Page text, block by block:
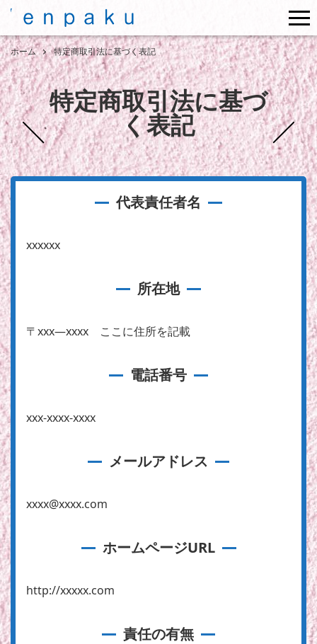
ホーム 特定商取引法に基づく表記
特定商取引法に基づ
く表記
代表責任者名
xxxxxx
所在地
〒xxx―xxxx ここに住所を記載
電話番号
xxx-xxxx-xxxx
メールアドレス
xxxx@xxxx.com
ホームページURL
http://xxxxx.com
責任の有無